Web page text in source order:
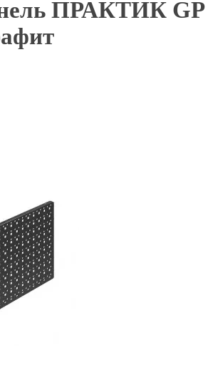
ПРАКТИК GP